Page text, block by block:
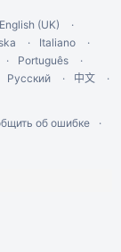
English (UK)
Italiano
Português
Русский 中文
об ошибке